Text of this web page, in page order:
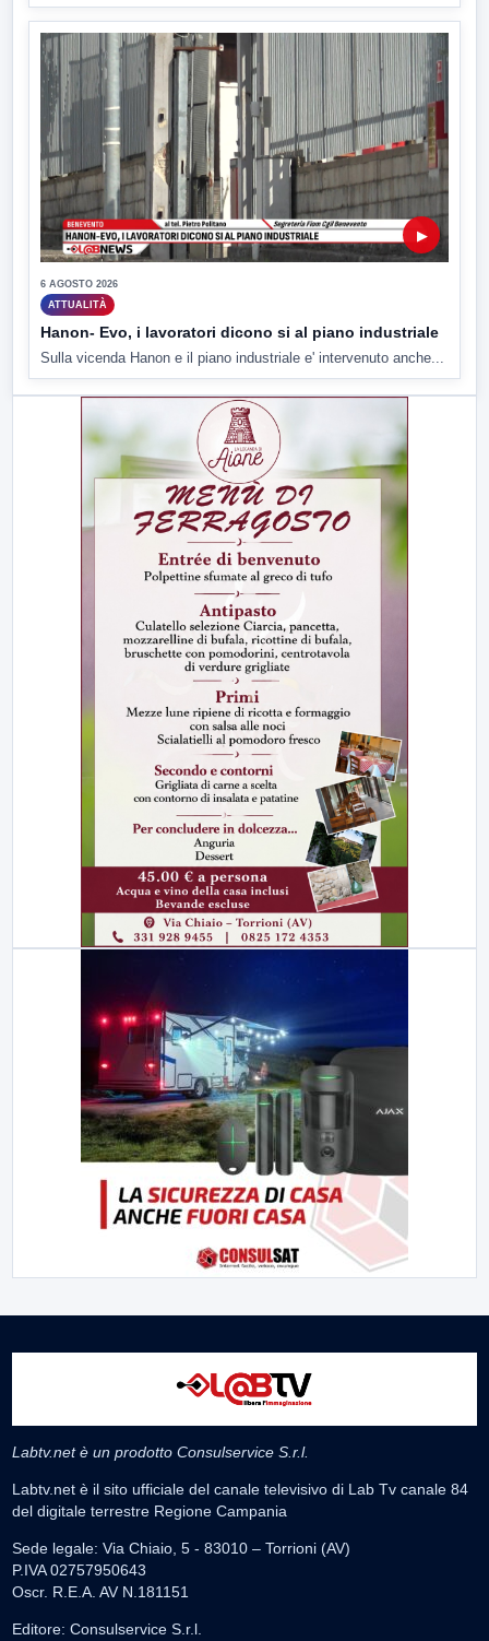
▶
6 AGOSTO 2026
ATTUALITÀ
Hanon- Evo, i lavoratori dicono si al piano industriale
Sulla vicenda Hanon e il piano industriale e' intervenuto anche...
Labtv.net è un prodotto Consulservice S.r.l.
Labtv.net è il sito ufficiale del canale televisivo di Lab Tv canale 84
del digitale terrestre Regione Campania
Sede legale: Via Chiaio, 5 - 83010 – Torrioni (AV)
P.IVA 02757950643
Oscr. R.E.A. AV N.181151
Editore: Consulservice S.r.l.